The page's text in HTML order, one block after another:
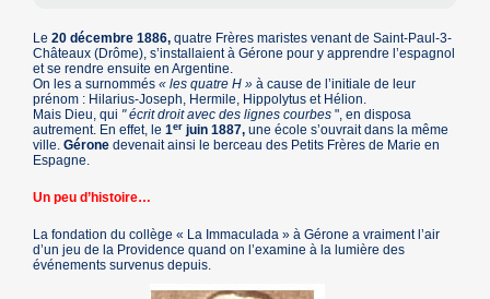
Le20 décembre 1886, quatre Frères maristes venant de Saint-Paul-3-
Châteaux (Drôme), s’installaient à Gérone pour y apprendre l’espagnol
et se rendre ensuite en Argentine.
On les a surnommés « les quatre H » à cause de l’initiale de leur
prénom : Hilarius-Joseph, Hermile, Hippolytus et Hélion.
Mais Dieu, qui " écrit droit avec des lignes courbes", en disposa
autrement. En effet, le1er juin 1887, une école s’ouvrait dans la même
ville.Gérone devenait ainsi le berceau des Petits Frères de Marie en
Espagne.
Un peu d’histoire…
La fondation du collège « La Immaculada » à Gérone a vraiment l’air
d’un jeu de la Providence quand on l’examine à la lumière des
événements survenus depuis.